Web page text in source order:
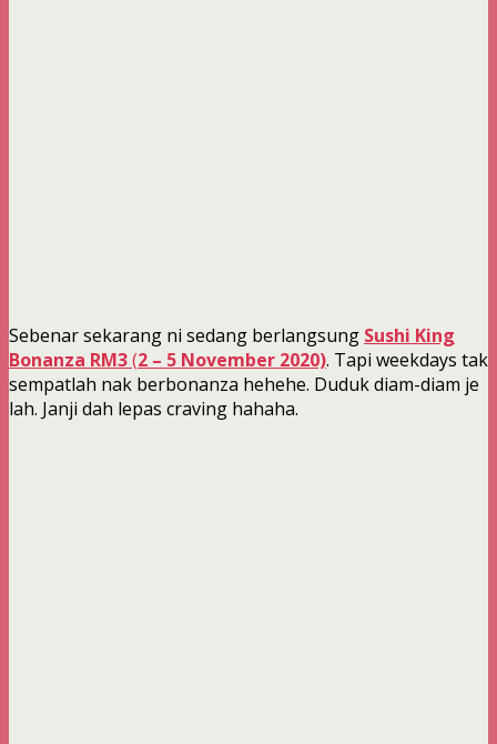
Sebenar sekarang ni sedang berlangsung Sushi King
Bonanza RM3(2 – 5 November 2020). Tapi weekdays tak
sempatlah nak berbonanza hehehe. Duduk diam-diam je
lah. Janji dah lepas craving hahaha.